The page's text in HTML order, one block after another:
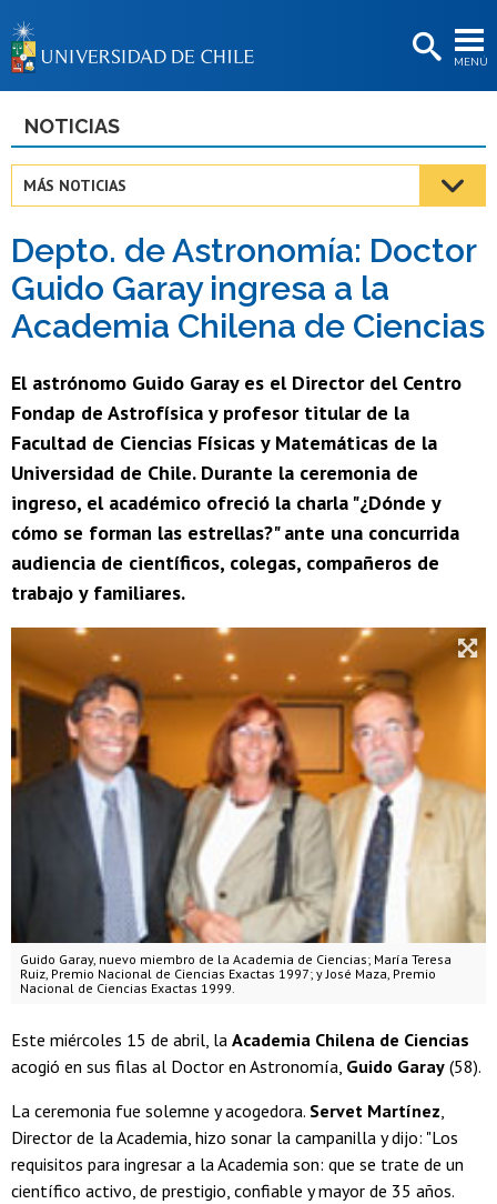
MENÚ
BIBLIOTECAS
Estudiantes
Académicas/os
Funcionarias/os
Egresadas/os
NOTICIAS
MÁS NOTICIAS
Depto. de Astronomía: Doctor
Guido Garay ingresa a la
Academia Chilena de Ciencias
El astrónomo Guido Garay es el Director del Centro
Fondap de Astrofísica y profesor titular de la
Facultad de Ciencias Físicas y Matemáticas de la
Universidad de Chile. Durante la ceremonia de
ingreso, el académico ofreció la charla "¿Dónde y
cómo se forman las estrellas?" ante una concurrida
audiencia de científicos, colegas, compañeros de
trabajo y familiares.
Guido Garay, nuevo miembro de la Academia de Ciencias; María Teresa
Ruiz, Premio Nacional de Ciencias Exactas 1997; y José Maza, Premio
Nacional de Ciencias Exactas 1999.
Este miércoles 15 de abril, la Academia Chilena de Ciencias
acogió en sus filas al Doctor en Astronomía, Guido Garay (58).
La ceremonia fue solemne y acogedora. Servet Martínez
Director de la Academia, hizo sonar la campanilla y dijo: "Los
requisitos para ingresar a la Academia son: que se trate de un
científico activo, de prestigio, confiable y mayor de 35 años.